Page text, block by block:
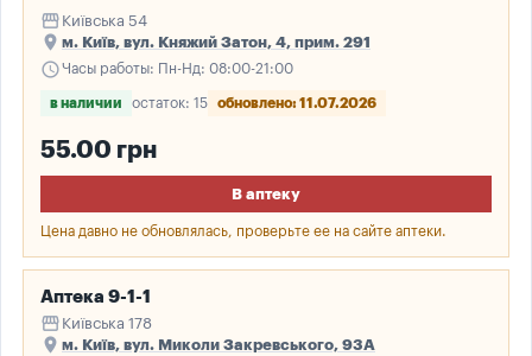
storefront Київська 54
place м. Київ, вул. Княжий Затон, 4, прим. 291
scheduleЧасы работы: Пн-Нд: 08:00-21:00
в наличии остаток: 15 обновлено: 11.07.2026
55.00 грн
В аптеку
Цена давно не обновлялась, проверьте ее на сайте аптеки.
Аптека 9-1-1
storefront Київська 178
place м. Київ, вул. Миколи Закревського, 93А